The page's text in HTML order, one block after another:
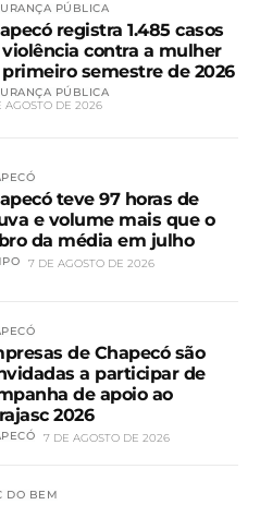
PÚBLICA
registra 1.485 casos
contra a mulher
primeiro semestre de 2026
PÚBLICA
AGOSTO DE 2026
teve 97 horas de
e volume mais que o
da média em julho
7 DE AGOSTO DE 2026
de Chapecó são
a participar de
de apoio ao
2026
7 DE AGOSTO DE 2026
DO BEM